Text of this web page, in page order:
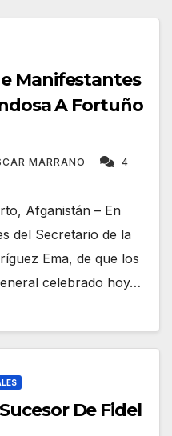
Manifestantes
A Fortuño
MARRANO 4
Afganistán – En
del Secretario de la
Ema, de que los
celebrado hoy…
De Fidel